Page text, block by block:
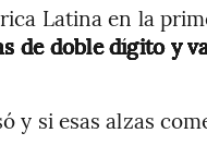
Latina en la
de doble dígito y
y si esas alzas